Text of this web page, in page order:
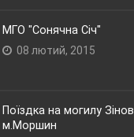
МГО "Сонячна Січ"
08 лютий, 2015
Поїздка на могилу
м.Моршин